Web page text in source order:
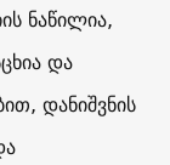
ნაწილია,
და
დანიშვნის